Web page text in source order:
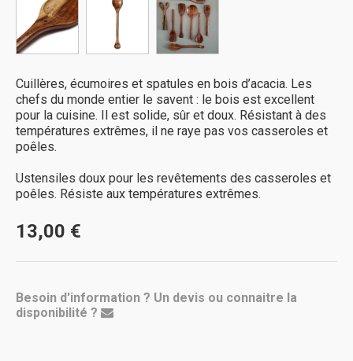
Cuillères, écumoires et spatules en bois d’acacia. Les
chefs du monde entier le savent : le bois est excellent
pour la cuisine. Il est solide, sûr et doux. Résistant à des
températures extrêmes, il ne raye pas vos casseroles et
poêles.
Ustensiles doux pour les revêtements des casseroles et
poêles. Résiste aux températures extrêmes.
13,00 €
Besoin d'information ? Un devis ou connaitre la
disponibilité ?